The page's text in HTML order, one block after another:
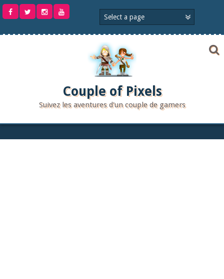
Aller
Couple of Pixels
Suivez les aventures d'un couple de gamers